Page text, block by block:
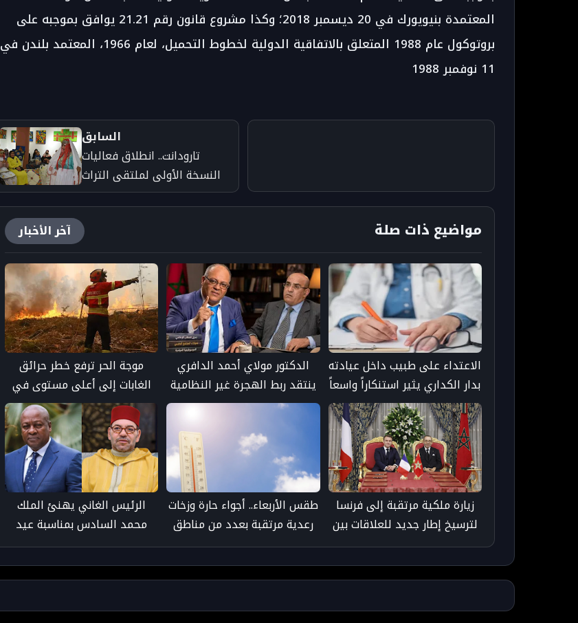
المعتمدة بنيويورك في 20 ديسمبر 2018؛ وكذا مشروع قانون رقم 21.21 يوافق بموجبه على
بروتوكول عام 1988 المتعلق بالاتفاقية الدولية لخطوط التحميل، لعام 1966، المعتمد بلندن في
11 نوفمبر 1988
السابق
تارودانت.. انطلاق فعاليات
النسخة الأولى لملتقى التراث
الأمازيغي دورة “تيويزي”
مواضيع ذات صلة آخر الأخبار
الاعتداء على طبيب داخل عيادته
بدار الكداري يثير استنكاراً واسعاً
ودعوات لتعزيز حماية الأطر
الصحية
الدكتور مولاي أحمد الدافري
ينتقد ربط الهجرة غير النظامية
بمدونة الأسرة ويدعو إلى مقاربة
موجة الحر ترفع خطر حرائق
الغابات إلى أعلى مستوى في
جنوب شرق فرنسا
زيارة ملكية مرتقبة إلى فرنسا
لترسيخ إطار جديد للعلاقات بين
الرباط وباريس - taroudant
press
طقس الأربعاء.. أجواء حارة وزخات
رعدية مرتقبة بعدد من مناطق
المملكة
الرئيس الغاني يهنئ الملك
محمد السادس بمناسبة عيد
العرش ويشيد بقيادته للمملكة